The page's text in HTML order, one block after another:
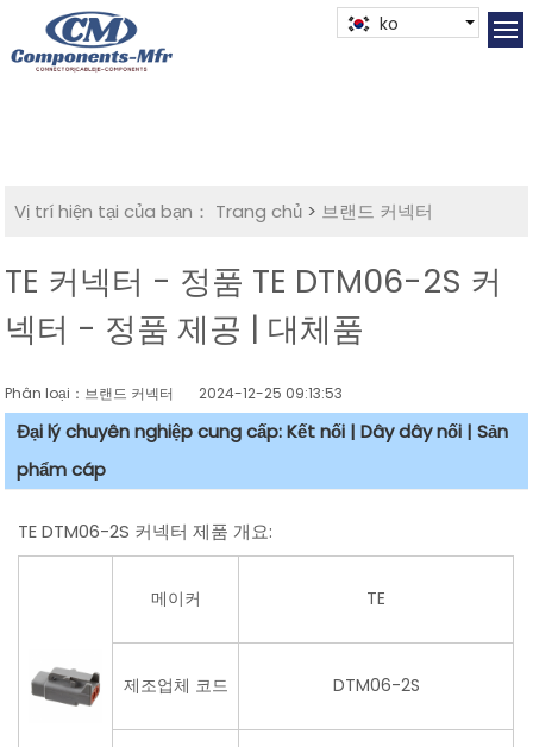
ko
Vị trí hiện tại của bạn： Trang chủ > 브랜드 커넥터
TE 커넥터 - 정품 TE DTM06-2S 커
넥터 - 정품 제공 | 대체품
Phân loại：브랜드 커넥터 2024-12-25 09:13:53
Đại lý chuyên nghiệp cung cấp: Kết nối | Dây dây nối | Sản
phẩm cáp
TE DTM06-2S 커넥터 제품 개요:
메이커 TE
제조업체 코드 DTM06-2S